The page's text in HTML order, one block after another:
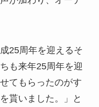
25周年を迎えるそ
も来年25周年を迎
てもらったのがす
貰いました。」と